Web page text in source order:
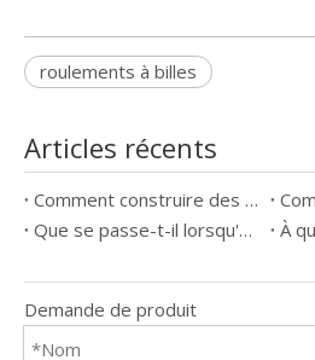
roulements à billes
Articles récents
Comment construire des fils de bougie d'allumage
Que se passe-t-il lorsqu'une bouchon d'allumage se passe mal
Demande de produit